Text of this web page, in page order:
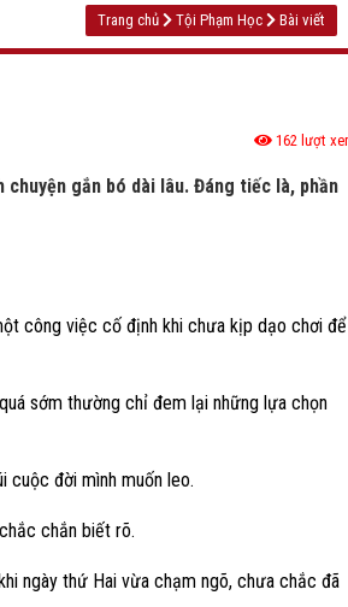
Trang chủ Tội Phạm Học Bài viết
162 lượt
gắn bó dài lâu. Đáng tiếc là, phần
công việc cố định khi chưa kịp dạo chơi để
sớm thường chỉ đem lại những lựa chọn
cuộc đời mình muốn leo.
chắn biết rõ.
ngày thứ Hai vừa chạm ngõ, chưa chắc đã